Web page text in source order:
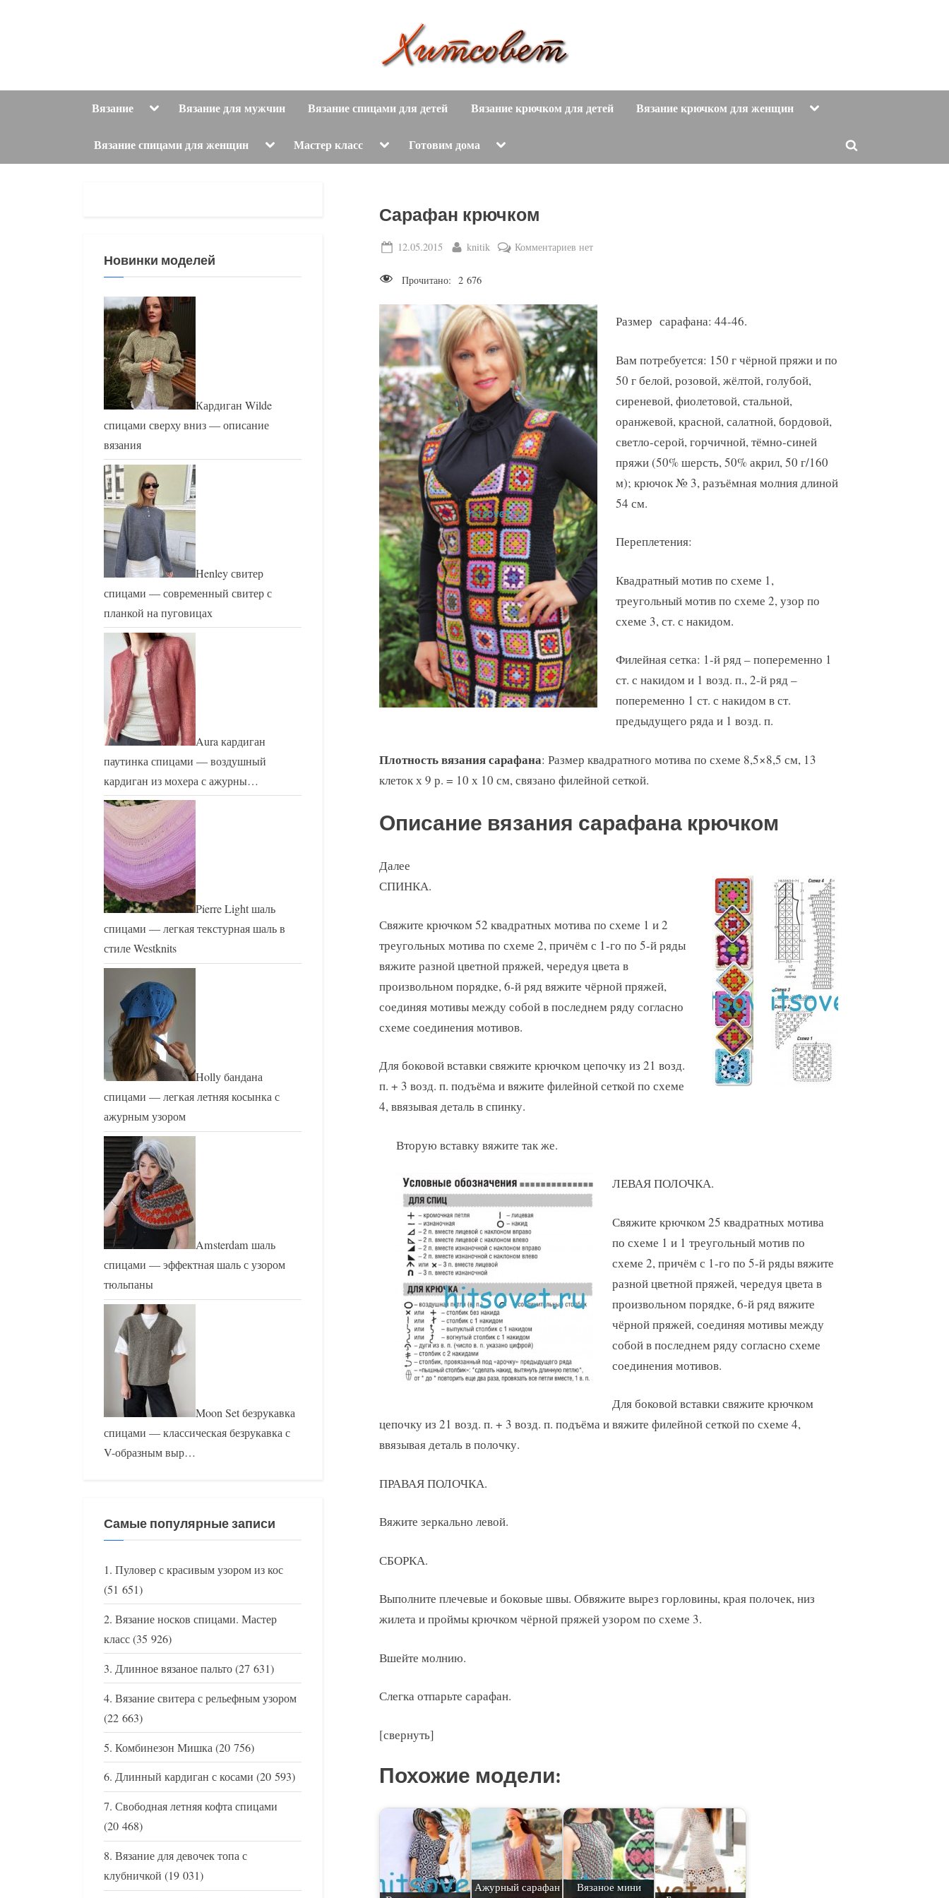
и
т
о
в
е
т
вязание
с
описанием
и
Вязание ToggleВязание для мужчин Вязание спицами для детей Вязание крючком для детей Вязание крючком для женщин Toggle
Вязание спицами для женщин Toggle
menu
Мастер класс Toggle
menu
Готовим дома Toggle
menu
Toggle
Сарафан крючком
Posted
12.05.2015 By
knitik Комментариев кнет
Прочитано: 2 676
Размер сарафана: 44-46.
Вам потребуется: 150 г чёрной пряжи и по
50 г белой, розовой, жёлтой, голубой,
сиреневой, фиолетовой, стальной,
оранжевой, красной, салатной, бордовой,
светло-серой, горчичной, тёмно-синей
пряжи (50% шерсть, 50% акрил, 50 г/160
м); крючок № 3, разъёмная молния длиной
54 см.
Переплетения:
Квадратный мотив по схеме 1,
треугольный мотив по схеме 2, узор по
схеме 3, ст. с накидом.
Филейная сетка: 1-й ряд – попеременно 1
ст. с накидом и 1 возд. п., 2-й ряд –
попеременно 1 ст. с накидом в ст.
предыдущего ряда и 1 возд. п.
Плотность вязания сарафана: Размер квадратного мотива по схеме 8,5×8,5 см, 13
клеток х 9 р. = 10 х 10 см, связано филейной сеткой.
Описание вязания сарафана крючком
Далее
СПИНКА.
Свяжите крючком 52 квадратных мотива по схеме 1 и 2
треугольных мотива по схеме 2, причём с 1-го по 5-й ряды
вяжите разной цветной пряжей, чередуя цвета в
произвольном порядке, 6-й ряд вяжите чёрной пряжей,
соединяя мотивы между собой в последнем ряду согласно
схеме соединения мотивов.
Для боковой вставки свяжите крючком цепочку из 21 возд.
п. + 3 возд. п. подъёма и вяжите филейной сеткой по схеме
4, ввязывая деталь в спинку.
Вторую вставку вяжите так же.
ЛЕВАЯ ПОЛОЧКА.
Свяжите крючком 25 квадратных мотива
по схеме 1 и 1 треугольный мотив по
схеме 2, причём с 1-го по 5-й ряды вяжите
разной цветной пряжей, чередуя цвета в
произвольном порядке, 6-й ряд вяжите
чёрной пряжей, соединяя мотивы между
собой в последнем ряду согласно схеме
соединения мотивов.
Для боковой вставки свяжите крючком
цепочку из 21 возд. п. + 3 возд. п. подъёма и вяжите филейной сеткой по схеме 4,
ввязывая деталь в полочку.
ПРАВАЯ ПОЛОЧКА.
Вяжите зеркально левой.
СБОРКА.
Выполните плечевые и боковые швы. Обвяжите вырез горловины, края полочек, низ
жилета и проймы крючком чёрной пряжей узором по схеме 3.
Вшейте молнию.
Слегка отпарьте сарафан.
[свернуть]
Похожие модели:
Ажурный сарафан
Вязаное мини
Новинки моделей
Кардиган Wilde
спицами сверху вниз — описание
вязания
Henley свитер
спицами — современный свитер с
планкой на пуговицах
Aura кардиган
паутинка спицами — воздушный
кардиган из мохера с ажурны…
Pierre Light шаль
спицами — легкая текстурная шаль в
стиле Westknits
Holly бандана
спицами — легкая летняя косынка с
ажурным узором
Amsterdam шаль
спицами — эффектная шаль с узором
тюльпаны
Moon Set безрукавка
спицами — классическая безрукавка с
V-образным выр…
Самые популярные записи
Пуловер с красивым узором из кос
(51 651)
Вязание носков спицами. Мастер
класс(35 926)
Длинное вязаное пальто(27 631)
Вязание свитера с рельефным узором
(22 663)
Комбинезон Мишка(20 756)
Длинный кардиган с косами (20 593)
Свободная летняя кофта спицами
(20 468)
Вязание для девочек топа с
клубничкой (19 031)